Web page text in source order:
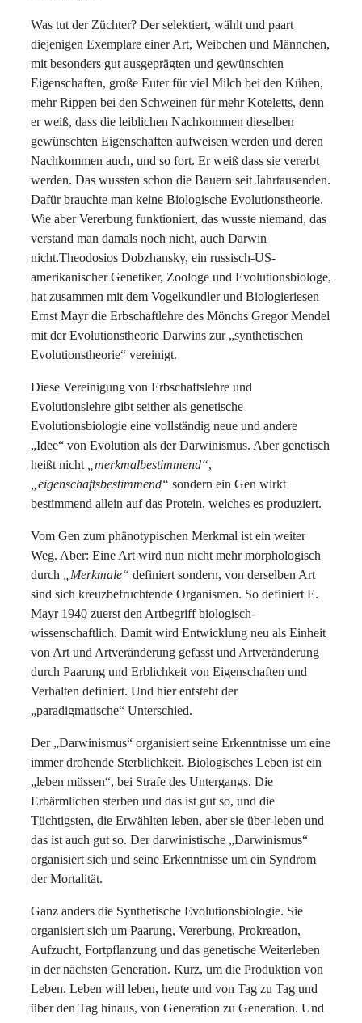
Was tut der Züchter? Der selektiert, wählt und paart
diejenigen Exemplare einer Art, Weibchen und Männchen,
mit besonders gut ausgeprägten und gewünschten
Eigenschaften, große Euter für viel Milch bei den Kühen,
mehr Rippen bei den Schweinen für mehr Koteletts, denn
er weiß, dass die leiblichen Nachkommen dieselben
gewünschten Eigenschaften aufweisen werden und deren
Nachkommen auch, und so fort. Er weiß dass sie vererbt
werden. Das wussten schon die Bauern seit Jahrtausenden.
Dafür brauchte man keine Biologische Evolutionstheorie.
Wie aber Vererbung funktioniert, das wusste niemand, das
verstand man damals noch nicht, auch Darwin
nicht.Theodosios Dobzhansky, ein russisch-US-
amerikanischer Genetiker, Zoologe und Evolutionsbiologe,
hat zusammen mit dem Vogelkundler und Biologieriesen
Ernst Mayr die Erbschaftlehre des Mönchs Gregor Mendel
mit der Evolutionstheorie Darwins zur „synthetischen
Evolutionstheorie“ vereinigt.
Diese Vereinigung von Erbschaftslehre und
Evolutionslehre gibt seither als genetische
Evolutionsbiologie eine vollständig neue und andere
„Idee“ von Evolution als der Darwinismus. Aber genetisch
heißt nicht
„merkmalbestimmend“,
„eigenschaftsbestimmend“ sondern ein Gen wirkt
bestimmend allein auf das Protein, welches es produziert.
Vom Gen zum phänotypischen Merkmal ist ein weiter
Weg. Aber: Eine Art wird nun nicht mehr morphologisch
durch
„Merkmale“ definiert sondern, von derselben Art
sind sich kreuzbefruchtende Organismen. So definiert E.
Mayr 1940 zuerst den Artbegriff biologisch-
wissenschaftlich. Damit wird Entwicklung neu als Einheit
von Art und Artveränderung gefasst und Artveränderung
durch Paarung und Erblichkeit von Eigenschaften und
Verhalten definiert. Und hier entsteht der
„paradigmatische“ Unterschied.
Der „Darwinismus“ organisiert seine Erkenntnisse um eine
immer drohende Sterblichkeit. Biologisches Leben ist ein
„leben müssen“, bei Strafe des Untergangs. Die
Erbärmlichen sterben und das ist gut so, und die
Tüchtigsten, die Erwählten leben, aber sie über-leben und
das ist auch gut so. Der darwinistische „Darwinismus“
organisiert sich und seine Erkenntnisse um ein Syndrom
der Mortalität.
Ganz anders die Synthetische Evolutionsbiologie. Sie
organisiert sich um Paarung, Vererbung, Prokreation,
Aufzucht, Fortpflanzung und das genetische Weiterleben
in der nächsten Generation. Kurz, um die Produktion von
Leben. Leben will leben, heute und von Tag zu Tag und
über den Tag hinaus, von Generation zu Generation. Und